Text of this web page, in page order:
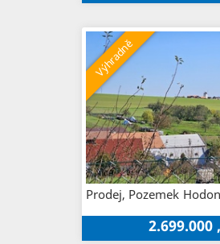
Prodej, Pozemek
2.699.000